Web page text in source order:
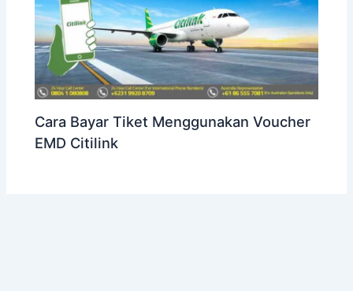
Cara Bayar Tiket Menggunakan Voucher
EMD Citilink